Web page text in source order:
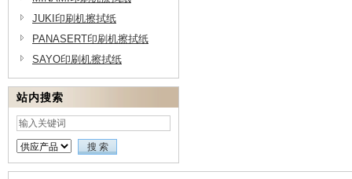
JUKI印刷机擦拭纸
PANASERT印刷机擦拭纸
SAYO印刷机擦拭纸
站内搜索